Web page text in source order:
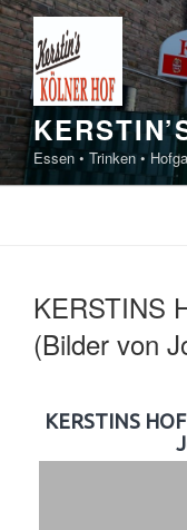
Zum
Inhalt
springen
Essen • Trinken •
KERSTINS
(Bilder von
KERSTINS